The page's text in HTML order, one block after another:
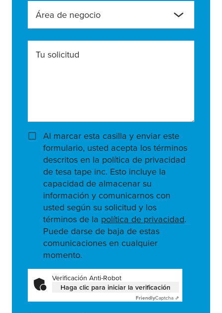
Área de negocio
Tu solicitud
Al marcar esta casilla y enviar este
formulario, usted acepta los términos
descritos en la política de privacidad
de tesa tape inc. Esto incluye la
capacidad de almacenar su
información y comunicarnos con
usted según su solicitud y los
términos de la política de privacidad.
Puede darse de baja de estas
comunicaciones en cualquier
momento.
Verificación Anti-Robot
Haga clic para iniciar la verificación
FriendlyCaptcha ⇗